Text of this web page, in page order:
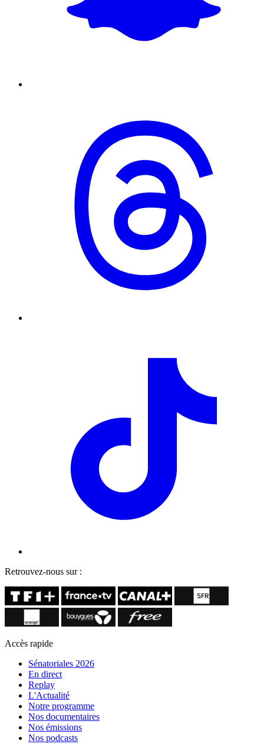
Retrouvez-nous sur :
Accès rapide
Sénatoriales 2026
En direct
Replay
L'Actualité
Notre programme
Nos documentaires
Nos émissions
Nos podcasts